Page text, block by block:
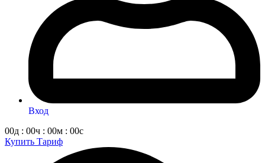
Вход
00д : 00ч : 00м : 00с
Купить Тариф